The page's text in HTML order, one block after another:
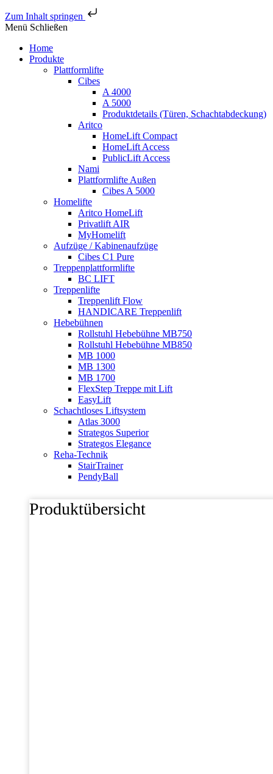
Zum Inhalt springen
Menü Schließen
Home
Produkte
Plattformlifte
Cibes
A 4000
A 5000
Produktdetails (Türen, Schachtabdeckung)
Aritco
HomeLift Compact
HomeLift Access
PublicLift Access
Nami
Plattformlifte Außen
Cibes A 5000
Homelifte
Aritco HomeLift
Privatlift AIR
MyHomelift
Aufzüge / Kabinenaufzüge
Cibes C1 Pure
Treppenplattformlifte
BC LIFT
Treppenlifte
Treppenlift Flow
HANDICARE Treppenlift
Hebebühnen
Rollstuhl Hebebühne MB750
Rollstuhl Hebebühne MB850
MB 1000
MB 1300
MB 1700
FlexStep Treppe mit Lift
EasyLift
Schachtloses Liftsystem
Atlas 3000
Strategos Superior
Strategos Elegance
Reha-Technik
StairTrainer
PendyBall
Produktübersicht